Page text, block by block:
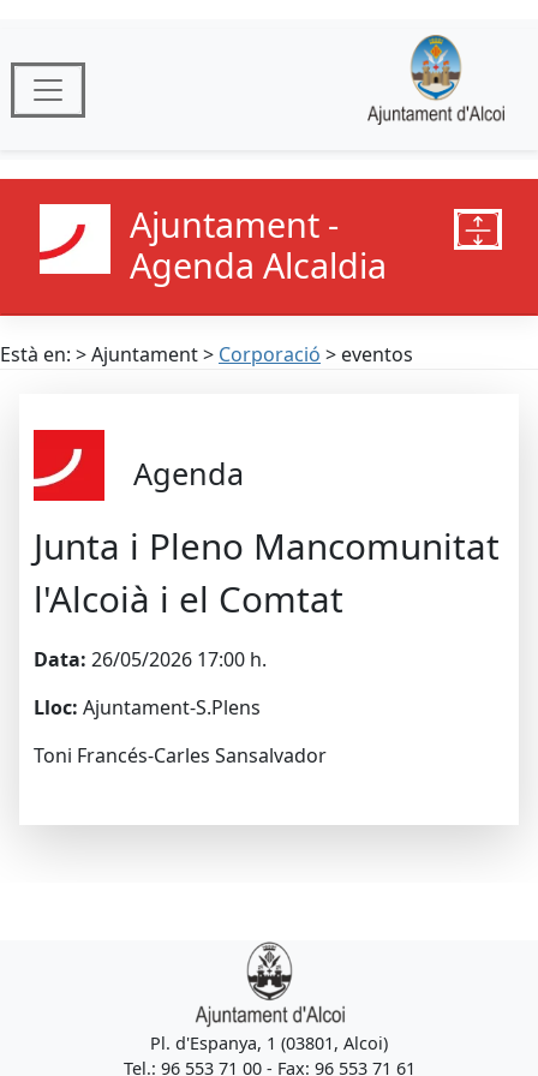
Ajuntament -
Agenda Alcaldia
Està en: > Ajuntament > Corporació > eventos
Agenda
Junta i Pleno Mancomunitat
l'Alcoià i el Comtat
Data: 26/05/2026 17:00 h.
Lloc: Ajuntament-S.Plens
Toni Francés-Carles Sansalvador
Pl. d'Espanya, 1 (03801, Alcoi)
Tel.: 96 553 71 00 - Fax: 96 553 71 61